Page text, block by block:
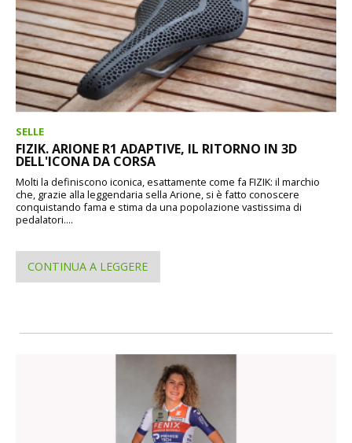
SELLE
FIZIK. ARIONE R1 ADAPTIVE, IL RITORNO IN 3D
DELL'ICONA DA CORSA
Molti la definiscono iconica, esattamente come fa FIZIK: il marchio
che, grazie alla leggendaria sella Arione, si è fatto conoscere
conquistando fama e stima da una popolazione vastissima di
pedalatori....
CONTINUA A LEGGERE